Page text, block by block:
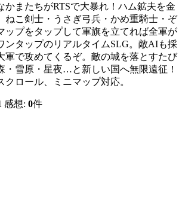
かまたちがRTSで大暴れ！ハム鉱夫を金
ねこ剣士・うさぎ弓兵・かめ重騎士・ぞ
ップをタップして軍旗を立てれば全軍が
ンタップのリアルタイムSLG。敵AIも採
軍で攻めてくるぞ。敵の城を落とすたび
・雪原・星夜…と新しい国へ無限遠征！
クロール、ミニマップ対応。
感想: 0件